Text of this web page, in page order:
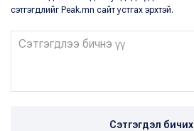
сэтгэгдлийг Peak.mn сайт устгах эрхтэй.
Сэтгэгдэл бичих